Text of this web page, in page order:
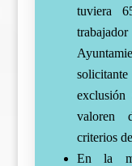
tuviera
valoren
criterios
En la